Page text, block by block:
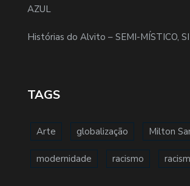
AZUL
Histórias do Alvito – SEMI-MÍSTICO,
TAGS
Arte globalização Milton
modernidade racismo